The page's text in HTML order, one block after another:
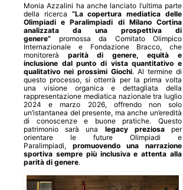
Monia Azzalini ha anche lanciato l’ultima parte
della ricerca “La copertura mediatica delle
Olimpiadi e Paralimpiadi di Milano Cortina
analizzata da una prospettiva di
genere” promossa da Comitato Olimpico
Internazionale e Fondazione Bracco, che
monitorerà parità di genere, equità e
inclusione dal punto di vista quantitativo e
qualitativo nei prossimi Giochi. Al termine di
questo processo, si otterrà per la prima volta
una visione organica e dettagliata della
rappresentazione mediatica nazionale tra luglio
2024 e marzo 2026, offrendo non solo
un’istantanea del presente, ma anche un’eredità
di conoscenze e buone pratiche. Questo
patrimonio sarà una legacy preziosaper
orientare le future Olimpiadi e
Paralimpiadi, promuovendo una narrazione
sportiva sempre più inclusiva e attenta alla
parità di genere.